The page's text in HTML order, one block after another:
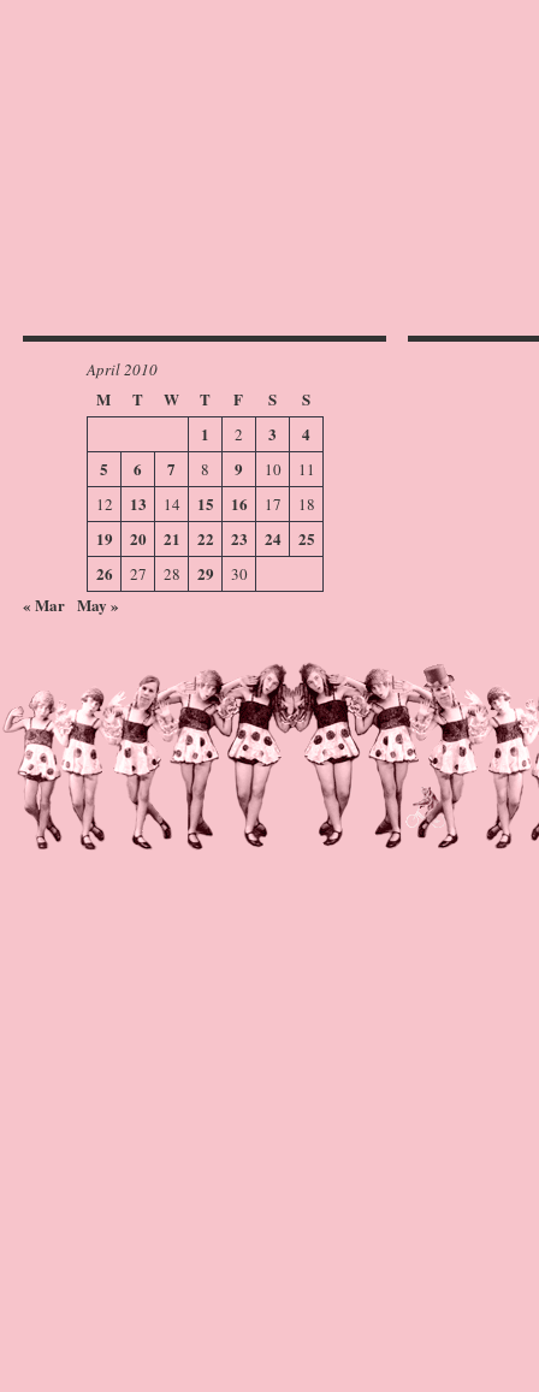
April 2010
M T W T F S
S
1
2 3
4
5
6 7 8 9 10
11
12
13 14 15 16 17 18
19 20 21 22 23 24
25
26
27 28 29 30
« Mar May »